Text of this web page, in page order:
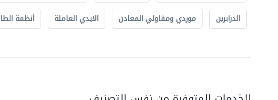
الدرابزين
موردي ومقاولي المعادن الايدي العاملة أنظمة